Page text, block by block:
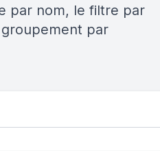
par nom, le filtre par
par